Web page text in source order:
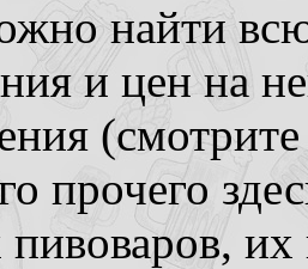
найти
и цен на
прочего
их